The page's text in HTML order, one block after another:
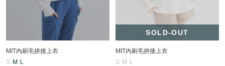
MIT內刷毛拼接上衣
S M L
SOLD-OUT
MIT內刷毛拼接上衣
S M L